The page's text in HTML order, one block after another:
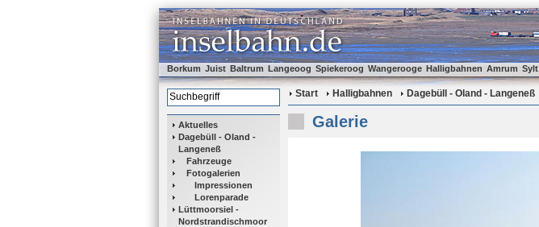
Borkum Juist Baltrum Langeoog Spiekeroog Wangerooge Halligbahnen Amrum Sylt
Aktuelles
Dagebüll - Oland -
Langeneß
Fahrzeuge
Fotogalerien
Impressionen
Lorenparade
Lüttmoorsiel -
Nordstrandischmoor
Start Halligbahnen Dagebüll - Oland - Langeneß
Galerie